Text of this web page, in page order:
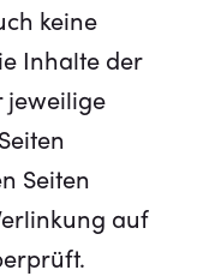
keine
Inhalte der
jeweilige
Seiten
auf